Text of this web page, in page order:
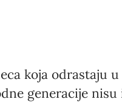
koja odrastaju
generacije nisu